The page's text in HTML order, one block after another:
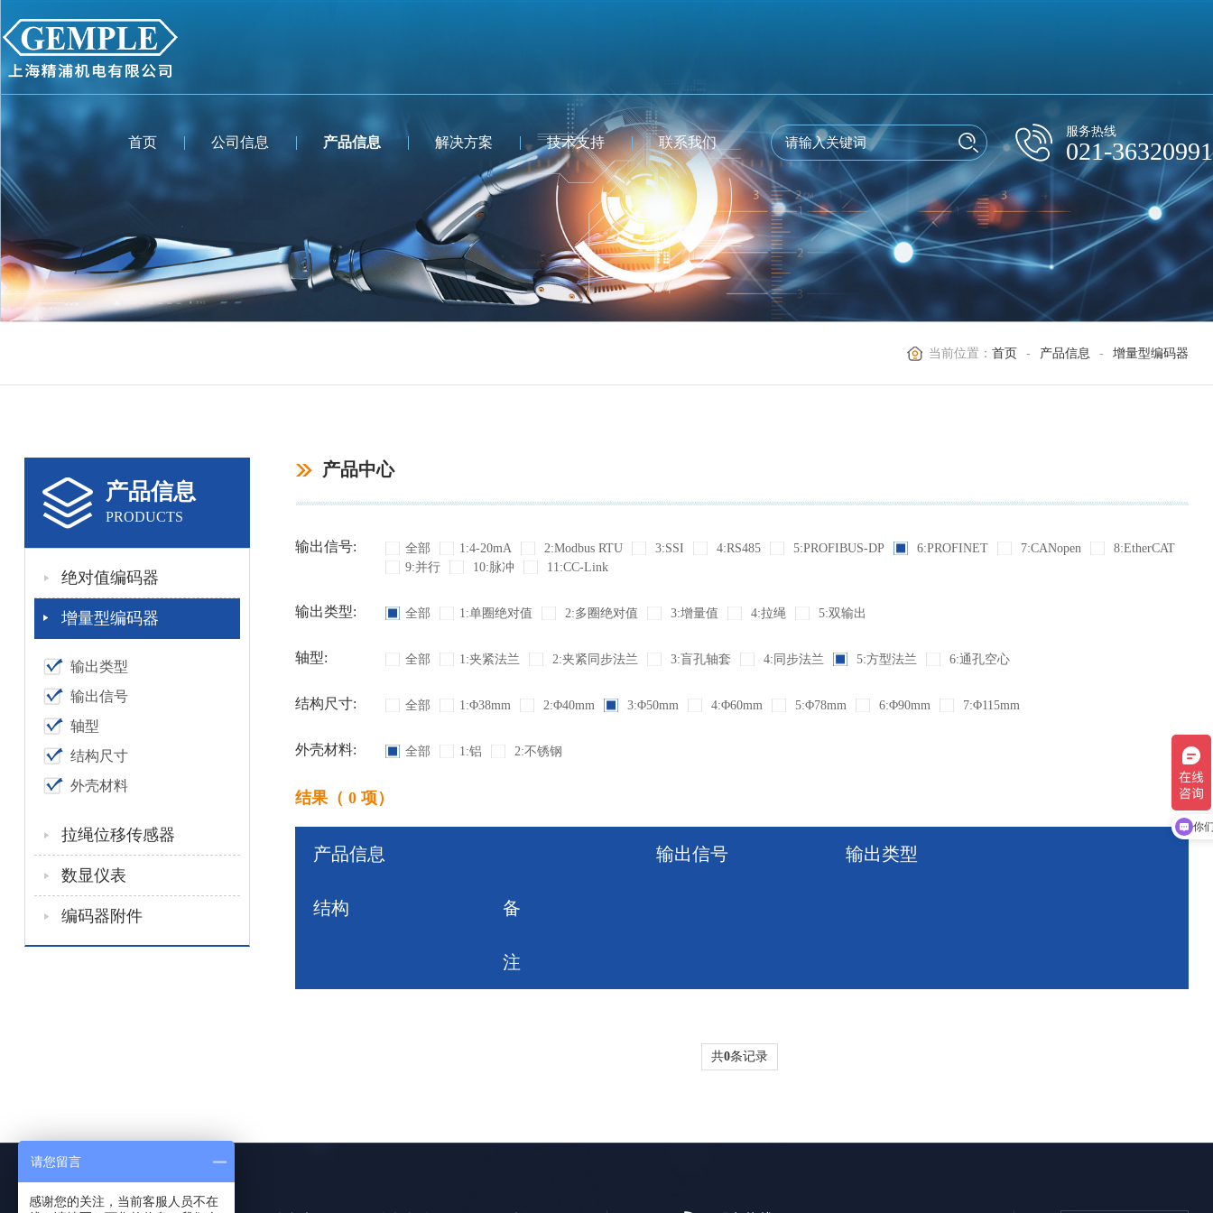
首页 公司信息 产品信息 解决方案 技术支持 联系我们
服务热线
021-36320991
当前位置：首页 - 产品信息 - 增量型编码器
产品信息
PRODUCTS
绝对值编码器
增量型编码器
输出类型
输出信号
轴型
结构尺寸
外壳材料
拉绳位移传感器
数显仪表
编码器附件
产品中心
输出信号: 全部 1:4-20mA 2:Modbus RTU 3:SSI 4:RS485 5:PROFIBUS-DP 6:PROFINET 7:CANopen
8:EtherCAT
9:并行
10:脉冲 11:CC-Link
输出类型: 全部 1:单圈绝对值 2:多圈绝对值 3:增量值 4:拉绳 5:双输出
轴型: 全部 1:夹紧法兰 2:夹紧同步法兰 3:盲孔轴套 4:同步法兰 5:方型法兰 6:通孔空心
结构尺寸: 全部 1:Φ38mm 2:Φ40mm 3:Φ50mm 4:Φ60mm 5:Φ78mm 6:Φ90mm 7:Φ115mm
外壳材料: 全部 1:铝 2:不锈钢
结果（ 0 项）
产品信息 输出信号 输出类型
结构 备
注
共0条记录
你
请您留言
感谢您的关注，当前客服人员不在